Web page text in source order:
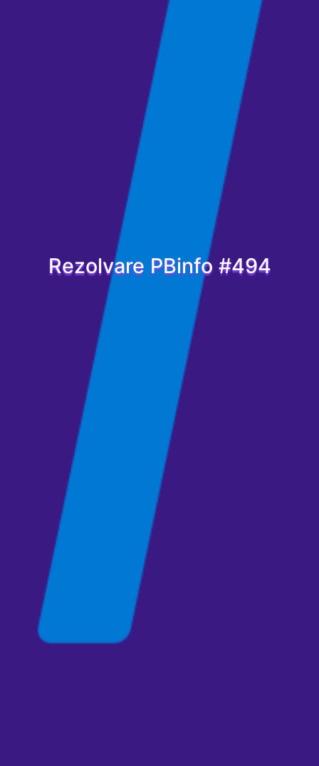
Rezolvare PBinfo #494